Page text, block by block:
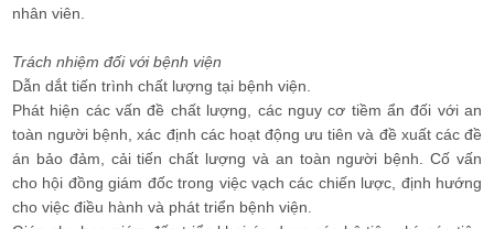
nhân viên.
Trách nhiệm đối với bệnh viện
Dẫn dắt tiến trình chất lượng tại bệnh viện.
Phát hiện các vấn đề chất lượng, các nguy cơ tiềm ẩn đối với an
toàn người bệnh, xác định các hoạt động ưu tiên và đề xuất các đề
án bảo đảm, cải tiến chất lượng và an toàn người bệnh. Cố vấn
cho hội đồng giám đốc trong việc vạch các chiến lược, định hướng
cho việc điều hành và phát triển bệnh viện.